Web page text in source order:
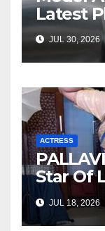
Latest
JUL 30, 2026
ACTRESS
Star Of
Social
JUL 18, 2026